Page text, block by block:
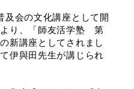
会の文化講座として開
り、「師友活学塾 第
新講座としてされまし
伊與田先生が講じられ